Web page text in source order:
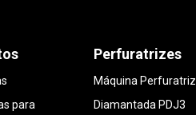
para
Perfuratrizes
Máquina Perfuratriz
Diamantada PDJ3